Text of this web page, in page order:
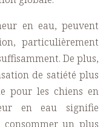
en eau, peuvent
particulièrement
De plus,
de satiété plus
pour les chiens en
en eau signifie
consommer un plus